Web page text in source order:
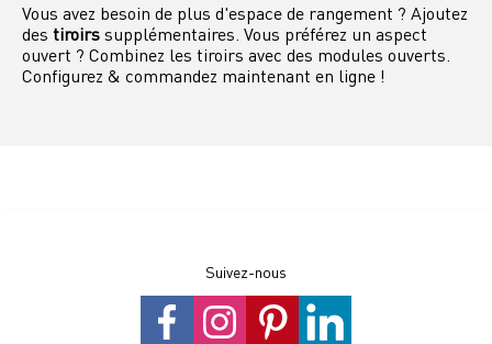
Vous avez besoin de plus d'espace de rangement ? Ajoutez
des tiroirssupplémentaires. Vous préférez un aspect
ouvert ? Combinez les tiroirs avec des modules ouverts.
Configurez & commandez maintenant en ligne !
Suivez-nous